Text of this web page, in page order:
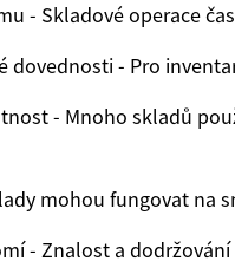
- Skladové operace
dovednosti - Pro
- Mnoho skladů
mohou fungovat na
- Znalost a